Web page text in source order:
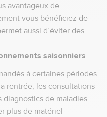
avantageux de
vous bénéficiez de
aussi d’éviter des
saisonniers
à certaines périodes
rentrée, les consultations
diagnostics de maladies
plus de matériel